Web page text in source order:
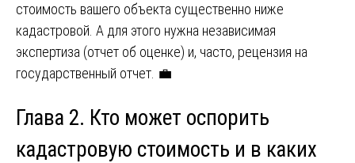
стоимость вашего объекта существенно ниже
кадастровой. А для этого нужна независимая
экспертиза (отчет об оценке) и, часто, рецензия на
государственный отчет. 💼
Глава 2. Кто может оспорить
кадастровую стоимость и в каких